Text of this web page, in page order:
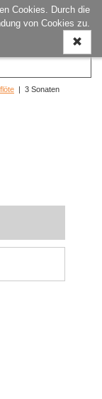
Cookies. Durch die
von Cookies zu.
ein-/
| 3 Sonaten